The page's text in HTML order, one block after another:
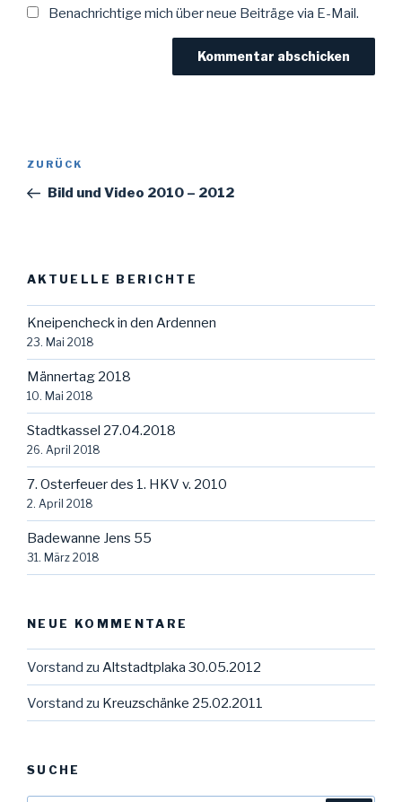
Benachrichtige mich über neue Beiträge via E-Mail.
Beitragsnavigation
Vorheriger
Beitrag
ZURÜCK
Bild und Video 2010 – 2012
AKTUELLE BERICHTE
Kneipencheck in den Ardennen
23. Mai 2018
Männertag 2018
10. Mai 2018
Stadtkassel 27.04.2018
26. April 2018
7. Osterfeuer des 1. HKV v. 2010
2. April 2018
Badewanne Jens 55
31. März 2018
NEUE KOMMENTARE
Vorstand zu Altstadtplaka 30.05.2012
Vorstand zu Kreuzschänke 25.02.2011
SUCHE